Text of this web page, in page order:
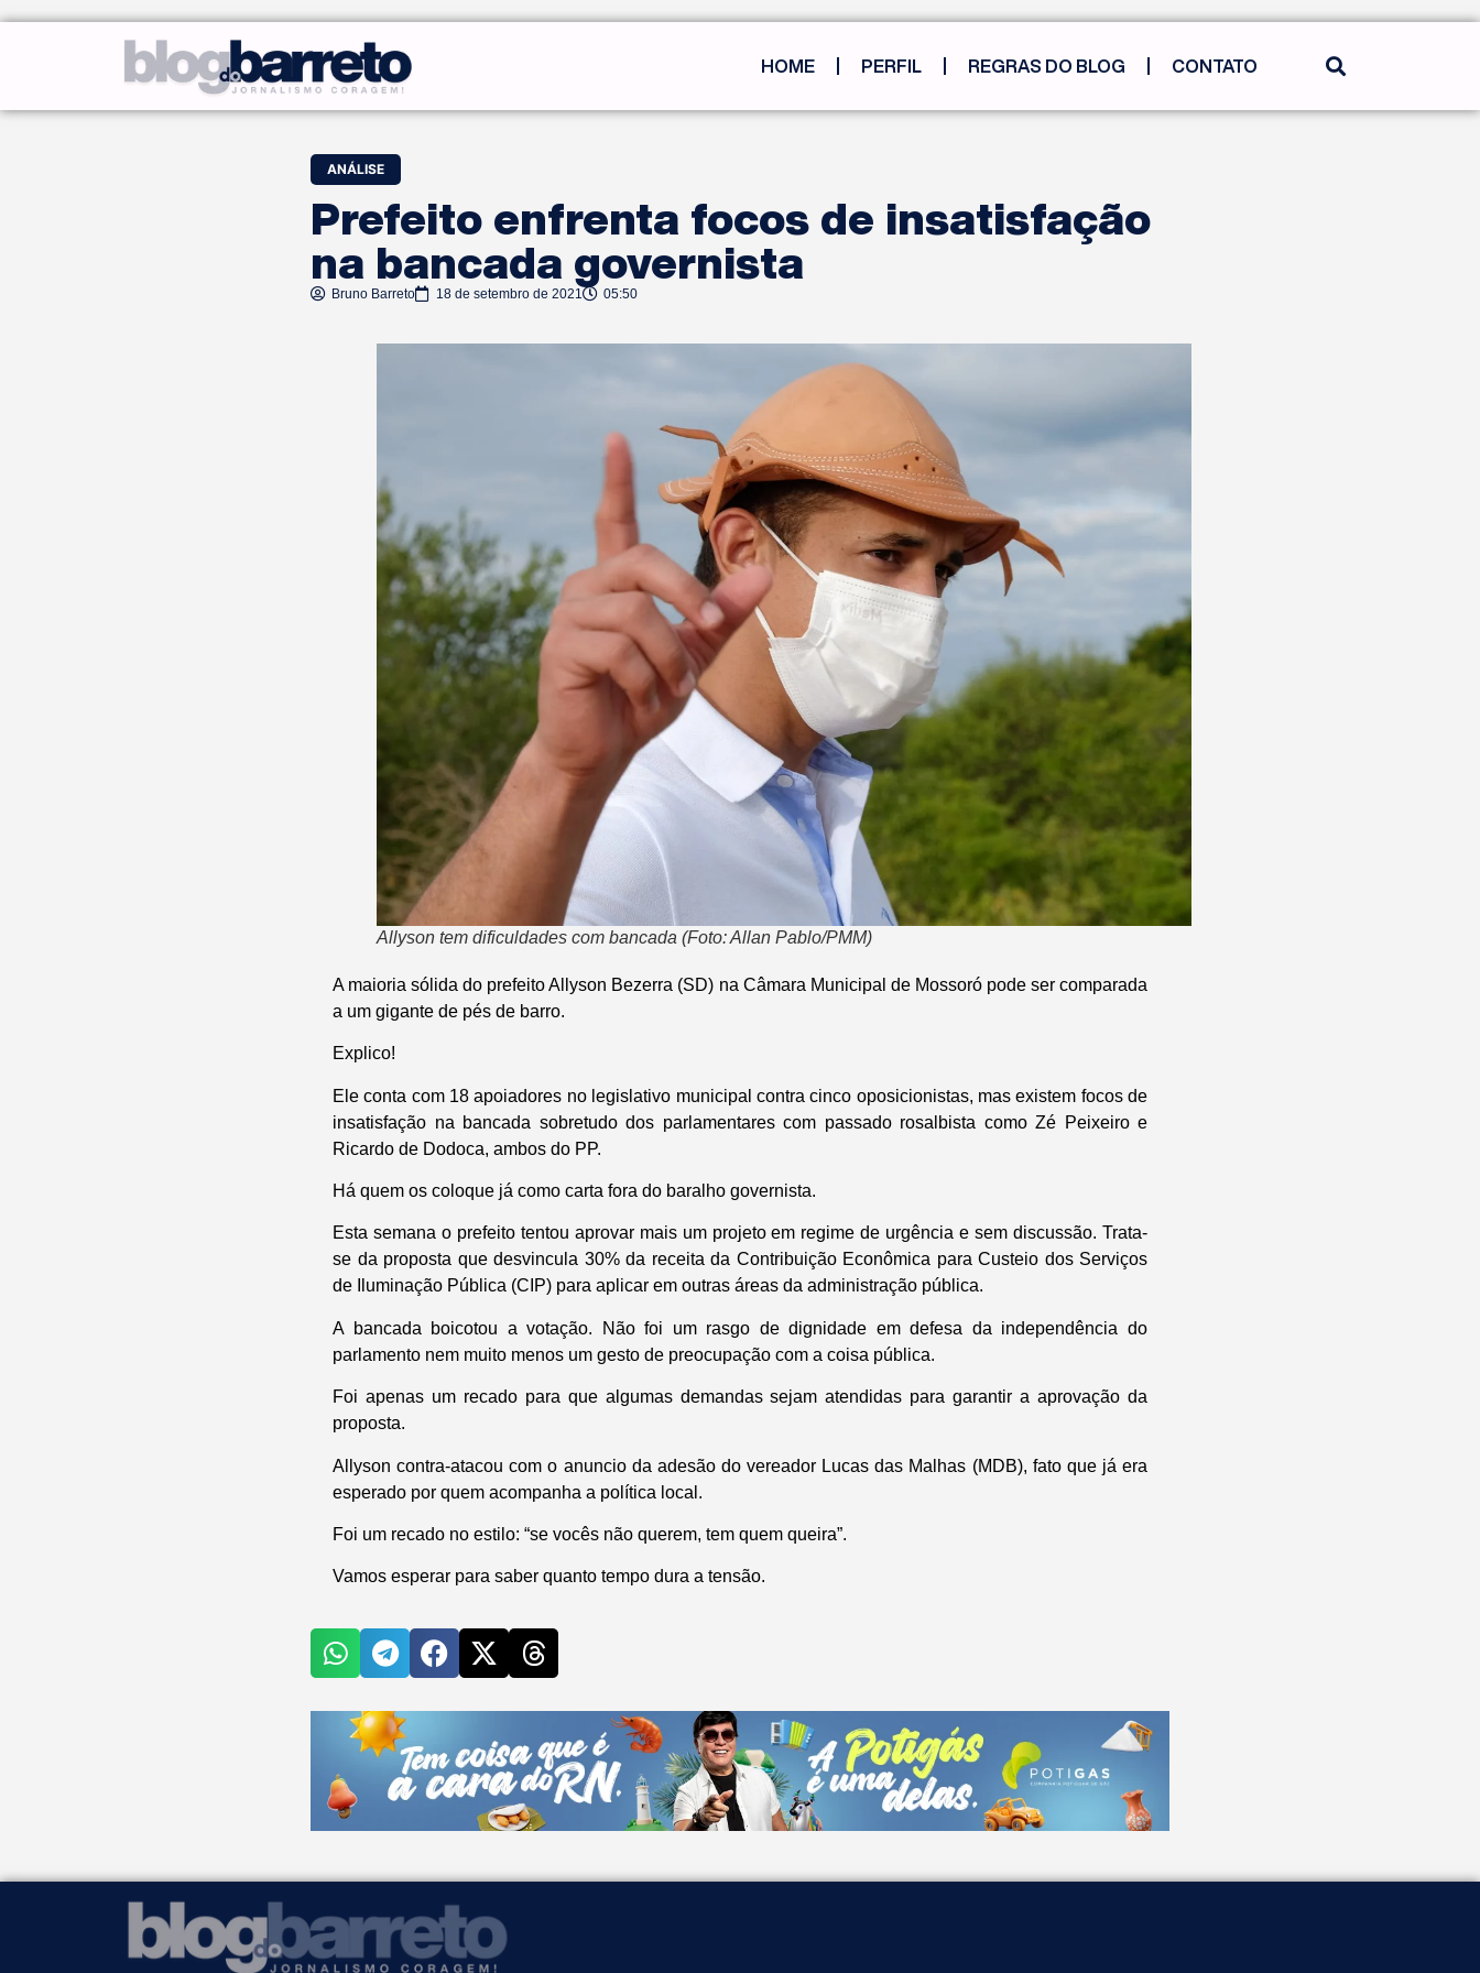
HOME PERFIL REGRAS DO BLOG CONTATO
ANÁLISE
Prefeito enfrenta focos de insatisfação
na bancada governista
Bruno Barreto 18 de setembro de 2021 05:50
Allyson tem dificuldades com bancada (Foto: Allan Pablo/PMM)
A maioria sólida do prefeito Allyson Bezerra (SD) na Câmara Municipal de Mossoró pode ser comparada
a um gigante de pés de barro.
Explico!
Ele conta com 18 apoiadores no legislativo municipal contra cinco oposicionistas, mas existem focos de
insatisfação na bancada sobretudo dos parlamentares com passado rosalbista como Zé Peixeiro e
Ricardo de Dodoca, ambos do PP.
Há quem os coloque já como carta fora do baralho governista.
Esta semana o prefeito tentou aprovar mais um projeto em regime de urgência e sem discussão. Trata-
se da proposta que desvincula 30% da receita da Contribuição Econômica para Custeio dos Serviços
de Iluminação Pública (CIP) para aplicar em outras áreas da administração pública.
A bancada boicotou a votação. Não foi um rasgo de dignidade em defesa da independência do
parlamento nem muito menos um gesto de preocupação com a coisa pública.
Foi apenas um recado para que algumas demandas sejam atendidas para garantir a aprovação da
proposta.
Allyson contra-atacou com o anuncio da adesão do vereador Lucas das Malhas (MDB), fato que já era
esperado por quem acompanha a política local.
Foi um recado no estilo: “se vocês não querem, tem quem queira”.
Vamos esperar para saber quanto tempo dura a tensão.